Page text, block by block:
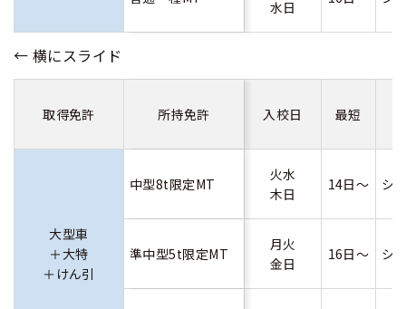
水日
取得免許 所持免許 入校日 最短
大型車
＋大特
＋けん引
中型8t限定MT
火水
木日
14日～ シ
準中型5t限定MT
月火
金日
16日～ シ